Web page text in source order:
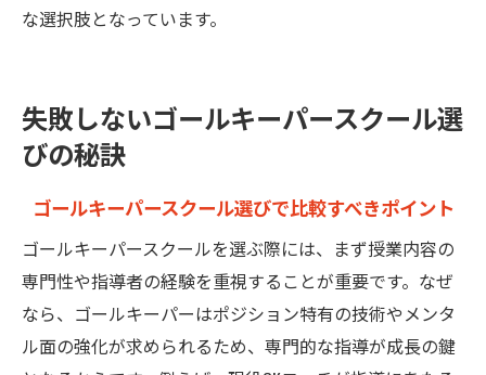
な選択肢となっています。
失敗しないゴールキーパースクール選
びの秘訣
ゴールキーパースクール選びで比較すべきポイント
ゴールキーパースクールを選ぶ際には、まず授業内容の
専門性や指導者の経験を重視することが重要です。なぜ
なら、ゴールキーパーはポジション特有の技術やメンタ
ル面の強化が求められるため、専門的な指導が成長の鍵